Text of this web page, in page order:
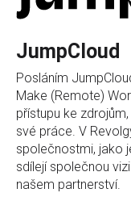
JumpCloud
Posláním
Make (Remote)
přístupu ke
své práce. V
společnostmi, jako
sdílejí společnou
našem partnerství.